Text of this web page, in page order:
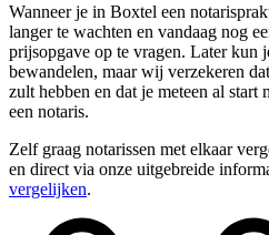
Wanneer je in Boxtel een
langer te wachten en vandaag nog
prijsopgave op te vragen. Later kun
bewandelen, maar wij verzekeren
zult hebben en dat je meteen al start
een notaris.
Zelf graag notarissen met elkaar
en direct via onze uitgebreide
vergelijken.